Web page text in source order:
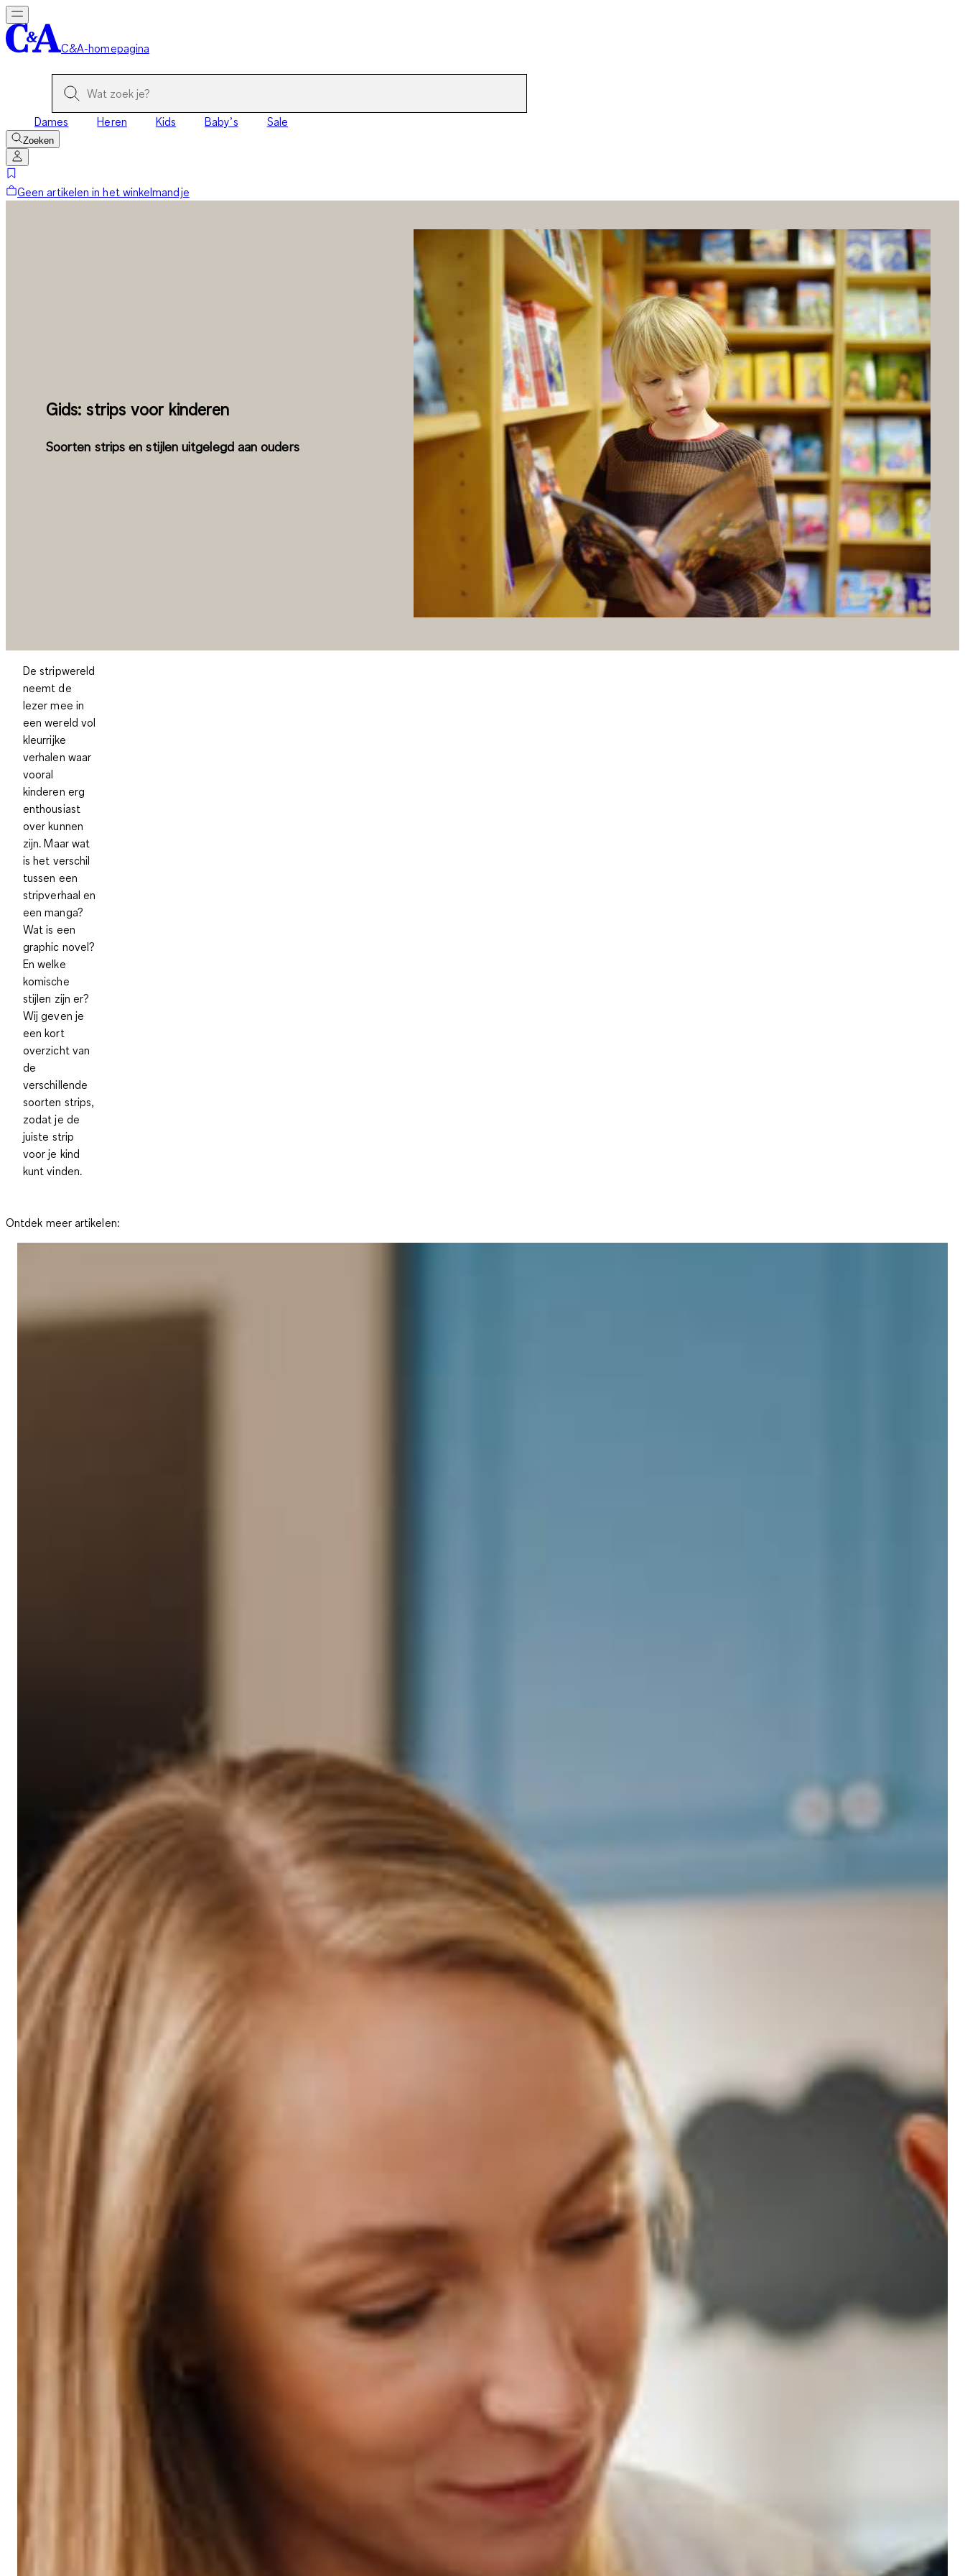
C&A-homepagina
Dames Heren Kids Baby’s Sale
Zoeken
Geen artikelen in het winkelmandje
Gids: strips voor kinderen
Soorten strips en stijlen uitgelegd aan ouders
De stripwereld
neemt de
lezer mee in
een wereld vol
kleurrijke
verhalen waar
vooral
kinderen erg
enthousiast
over kunnen
zijn. Maar wat
is het verschil
tussen een
stripverhaal en
een manga?
Wat is een
graphic novel?
En welke
komische
stijlen zijn er?
Wij geven je
een kort
overzicht van
de
verschillende
soorten strips,
zodat je de
juiste strip
voor je kind
kunt vinden.
Ontdek meer artikelen: